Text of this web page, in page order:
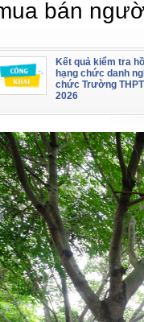
bán
Kết quả kiểm tra
hạng chức danh
chức Trường
2026